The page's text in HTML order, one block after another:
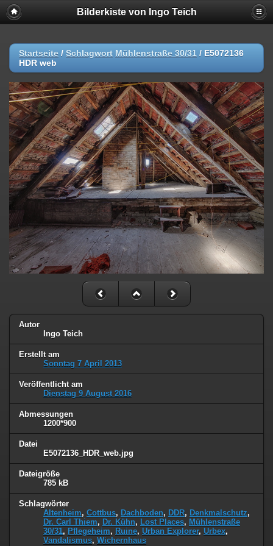
Bilderkiste von Ingo Teich
Startseite / Schlagwort Mühlenstraße 30/31 / E5072136
HDR web
Autor
Ingo Teich
Erstellt am
Sonntag 7 April 2013
Veröffentlicht am
Dienstag 9 August 2016
Abmessungen
1200*900
Datei
E5072136_HDR_web.jpg
Dateigröße
785 kB
Schlagwörter
Altenheim, Cottbus, Dachboden, DDR, Denkmalschutz,
Dr. Carl Thiem, Dr. Kühn, Lost Places, Mühlenstraße
30/31, Pflegeheim, Ruine, Urban Explorer, Urbex,
Vandalismus, Wichernhaus